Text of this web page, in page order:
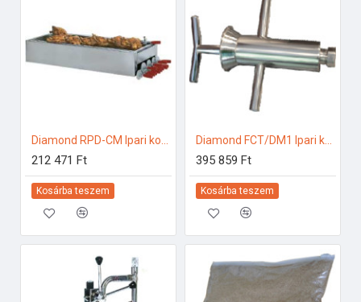
212 471 Ft
Kosárba teszem
Diamond FCT/DM1 Ipari konyhai előkészítés
395 859 Ft
Kosárba teszem